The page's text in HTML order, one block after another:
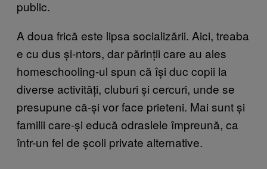
public.
A doua frică este lipsa socializării. Aici, treaba
e cu dus și-ntors, dar părinții care au ales
homeschooling-ul spun că își duc copii la
diverse activități, cluburi și cercuri, unde se
presupune că-și vor face prieteni. Mai sunt și
familii care-și educă odraslele împreună, ca
într-un fel de școli private alternative.